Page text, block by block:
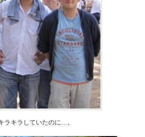
ラキラしていたのに…。